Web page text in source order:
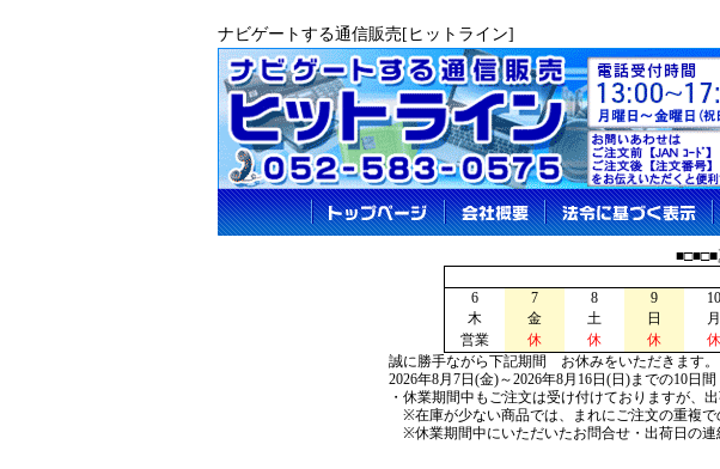
ナビゲートする通信販売[ヒットライン]
■□■□■
6
7 8 9 10
木
金 土 日 月
営業
休 休 休 休
誠に勝手ながら下記期間 お休みをいただきます。
2026年8月7日(金)～2026年8月16日(日)までの10日間
・休業期間中もご注文は受け付けておりますが、
※在庫が少ない商品では、まれにご注文の重複で
※休業期間中にいただいたお問合せ・出荷日の連